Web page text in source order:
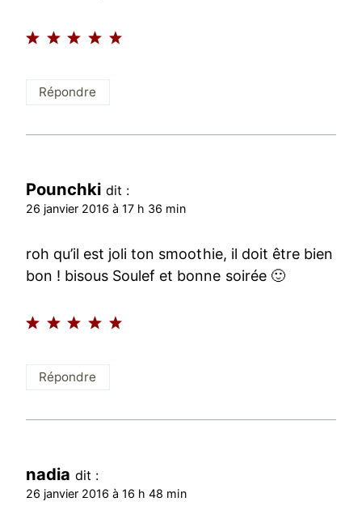
Répondre
Pounchki dit :
26 janvier 2016 à 17 h 36 min
roh qu’il est joli ton smoothie, il doit être bien
bon ! bisous Soulef et bonne soirée 🙂
Répondre
nadia dit :
26 janvier 2016 à 16 h 48 min